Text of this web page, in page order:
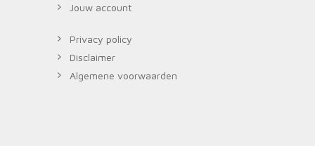
Jouw account
Privacy policy
Disclaimer
Algemene voorwaarden